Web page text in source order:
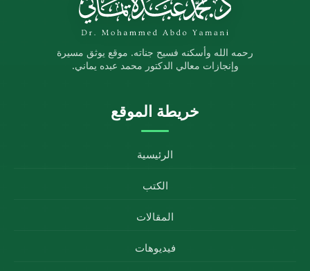
رحمه الله وأسكنه فسيح جناته. موقع يوثق مسيرة
وإنجازات معالي الدكتور محمد عبده يماني.
خريطة الموقع
الرئيسية
الكتب
المقالات
فيديوهات